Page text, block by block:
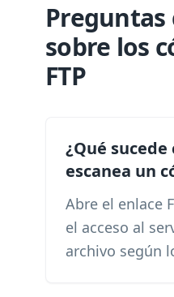
Preguntas
sobre los
FTP
¿Qué
escanea un
Abre el enlace
el acceso al
archivo según